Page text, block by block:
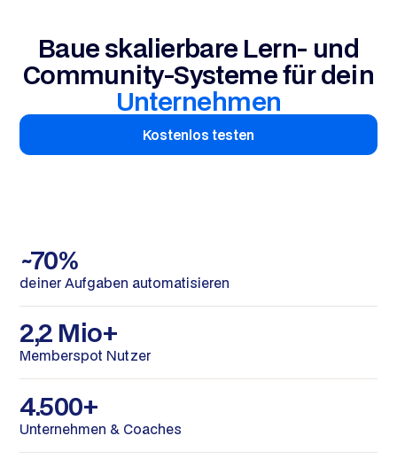
Baue skalierbare Lern- und
Community-Systeme für dein
Unternehmen
Kostenlos testen
~70%
deiner Aufgaben automatisieren
2,2 Mio+
Memberspot Nutzer
4.500+
Unternehmen & Coaches